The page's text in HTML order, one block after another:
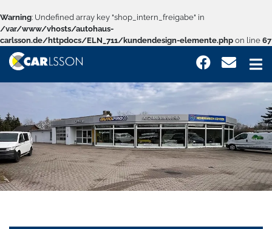
Warning: Undefined array key "shop_intern_freigabe" in
/var/www/vhosts/autohaus-
carlsson.de/httpdocs/ELN_711/kundendesign-elemente.php on line 67